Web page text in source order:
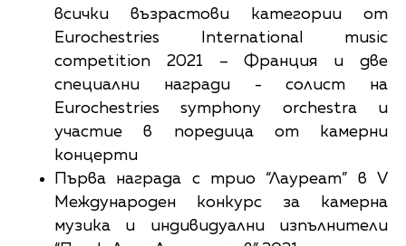
всички възрастови категории от
Eurochestries International music
competition 2021 – Франция и две
специални награди - солист на
Eurochestries symphony orchestra и
участие в поредица от камерни
концерти
Първа награда с трио “Лауреат” в V
Международен конкурс за камерна
музика и индивидуални изпълнители